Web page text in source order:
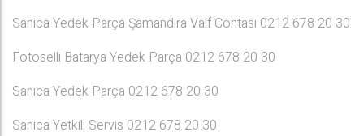
Sanica Yedek Parça Şamandıra Valf Contası 0212 678 20 30
Fotoselli Batarya Yedek Parça 0212 678 20 30
Sanica Yedek Parça 0212 678 20 30
Sanica Yetkili Servis 0212 678 20 30